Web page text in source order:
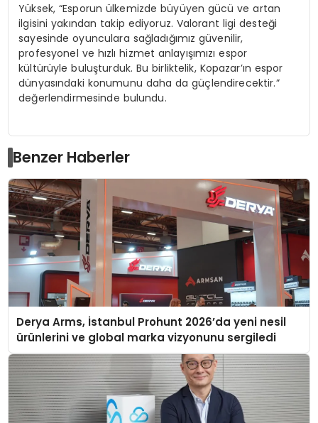
Yüksek, “Esporun ülkemizde büyüyen gücü ve artan
ilgisini yakından takip ediyoruz. Valorant ligi desteği
sayesinde oyunculara sağladığımız güvenilir,
profesyonel ve hızlı hizmet anlayışımızı espor
kültürüyle buluşturduk. Bu birliktelik, Kopazar’ın espor
dünyasındaki konumunu daha da güçlendirecektir.”
değerlendirmesinde bulundu.
Benzer Haberler
Derya Arms, İstanbul Prohunt 2026’da yeni nesil
ürünlerini ve global marka vizyonunu sergiledi